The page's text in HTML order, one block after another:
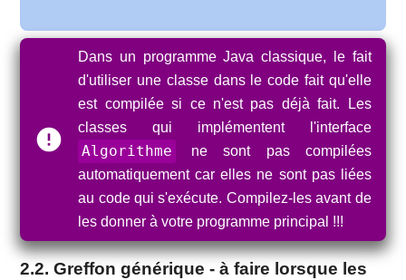
Dans un programme Java classique, le fait
d'utiliser une classe dans le code fait qu'elle
est compilée si ce n'est pas déjà fait. Les
classes qui implémentent l'interface
Algorithme
ne sont pas compilées
automatiquement car elles ne sont pas liées
au code qui s'exécute. Compilez-les avant de
les donner à votre programme principal !!!
2.2. Greffon générique - à faire lorsque les